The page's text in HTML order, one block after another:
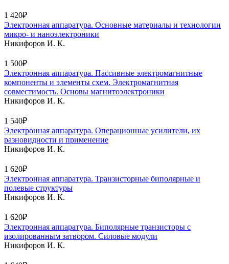
1 420₽
Электронная аппаратура. Основные материалы и технологии
микро- и наноэлектроники
Никифоров И. К.
1 500₽
Электронная аппаратура. Пассивные электромагнитные
компоненты и элементы схем. Электромагнитная
совместимость. Основы магнитоэлектроники
Никифоров И. К.
1 540₽
Электронная аппаратура. Операционные усилители, их
разновидности и применение
Никифоров И. К.
1 620₽
Электронная аппаратура. Транзисторные биполярные и
полевые структуры
Никифоров И. К.
1 620₽
Электронная аппаратура. Биполярные транзисторы с
изолированным затвором. Силовые модули
Никифоров И. К.